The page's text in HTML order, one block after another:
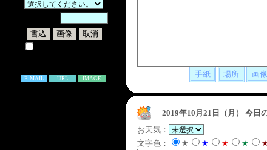
E-MAIL URL IMAGE
2019年10月21日（月）
今日
お天気：
文字色：
★ ★ ★ ★